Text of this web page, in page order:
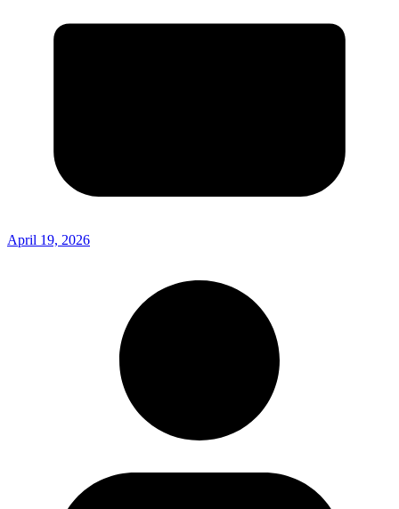
April 19, 2026